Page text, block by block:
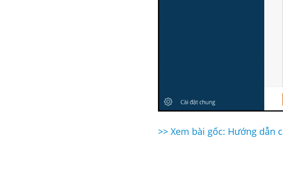
Điều
>> Xem bài gốc: Hướng dẫn